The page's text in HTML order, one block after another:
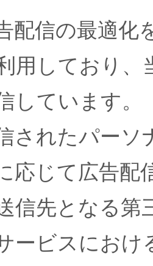
配信の最適化
用しており、
しています。
されたパーソ
応じて広告配
信先となる第
ービスにお